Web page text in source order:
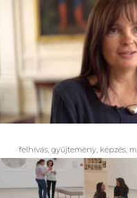
Turizmus,
múzeumi
Interjú Nagy
Múzeumi
felhívás,gyűjtemény, képzés,